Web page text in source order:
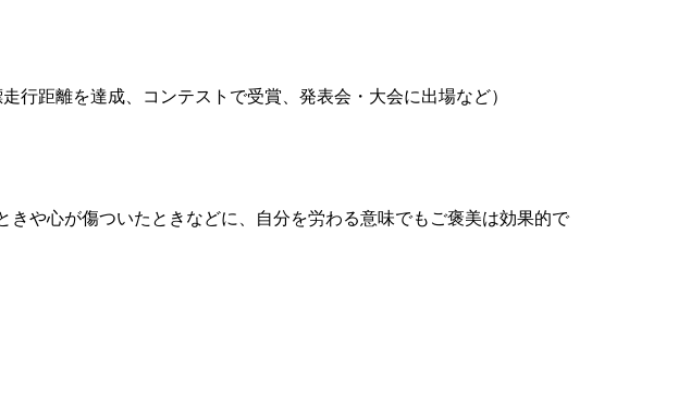
行距離を達成、コンテストで受賞、発表会・大会に出場など）
や心が傷ついたときなどに、自分を労わる意味でもご褒美は効果的で